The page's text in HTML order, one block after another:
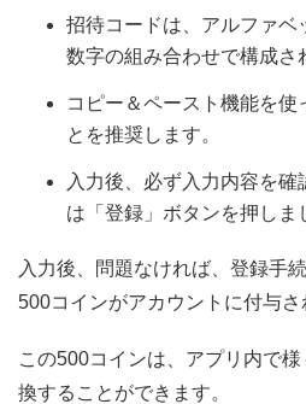
招待コードは、アルファベ
数字の組み合わせで構成さ
コピー＆ペースト機能を使
とを推奨します。
入力後、必ず入力内容を
は「登録」ボタンを押しま
入力後、問題なければ、登録手
500コインがアカウントに付与さ
この500コインは、アプリ内で
換することができます。